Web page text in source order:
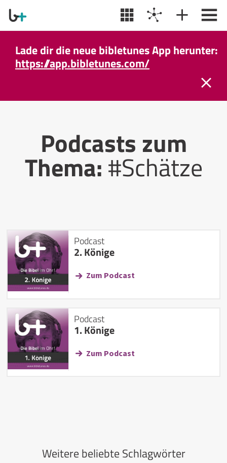
Lade dir die neue bibletunes App herunter:
https://app.bibletunes.com/
Podcasts zum
Thema:#Schätze
Podcast
2. Könige
Zum Podcast
Podcast
1. Könige
Zum Podcast
Weitere beliebte Schlagwörter